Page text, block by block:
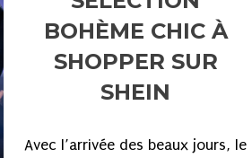
BOHÈME CHIC À
SHOPPER SUR
SHEIN
Avec l’arrivée des beaux jours, le